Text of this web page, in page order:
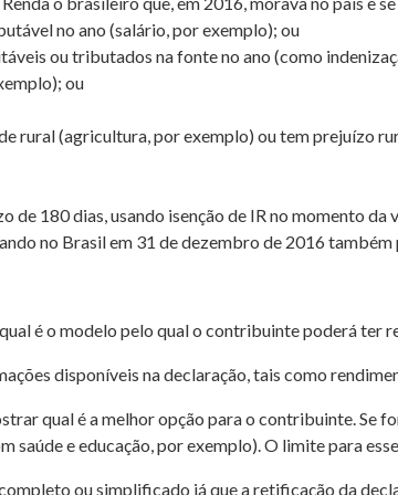
no ano (salário, por exemplo); ou
ou tributados na fonte no ano (como
ou
rural (agricultura, por exemplo) ou tem prejuízo
de 180 dias, usando isenção de IR no momento da
no Brasil em 31 de dezembro de 2016 também
é o modelo pelo qual o contribuinte poderá ter
disponíveis na declaração, tais como
qual é a melhor opção para o contribuinte. Se
saúde e educação, por exemplo). O limite para
ou simplificado já que a retificação da